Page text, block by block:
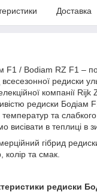
Доставка
F1 / Bodiam RZ F1 –
редиски
компанії
редиски Бодіам
температур та
висівати в теплиці в
гібрид
колір та смак.
редиски